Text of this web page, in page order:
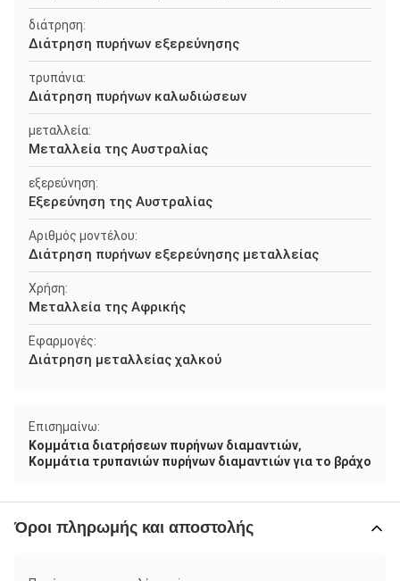
διάτρηση:
Διάτρηση πυρήνων εξερεύνησης
τρυπάνια:
Διάτρηση πυρήνων καλωδιώσεων
μεταλλεία:
Μεταλλεία της Αυστραλίας
εξερεύνηση:
Εξερεύνηση της Αυστραλίας
Αριθμός μοντέλου:
Διάτρηση πυρήνων εξερεύνησης μεταλλείας
Χρήση:
Μεταλλεία της Αφρικής
Εφαρμογές:
Διάτρηση μεταλλείας χαλκού
Επισημαίνω:
Κομμάτια διατρήσεων πυρήνων διαμαντιών,
Κομμάτια τρυπανιών πυρήνων διαμαντιών για το βράχο
Όροι πληρωμής και αποστολής